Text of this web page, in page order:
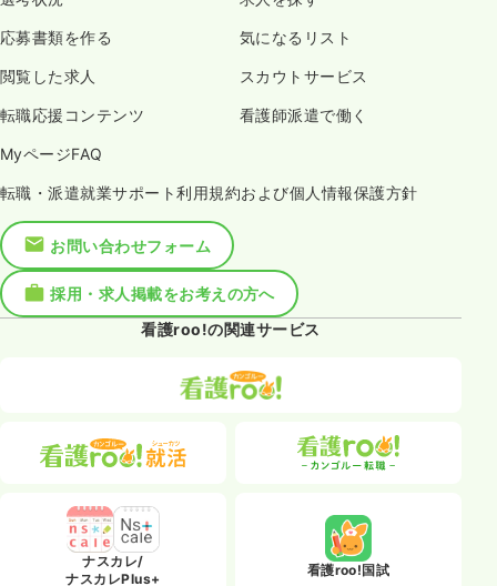
応募書類を作る 気になるリスト
閲覧した求人 スカウトサービス
転職応援コンテンツ 看護師派遣で働く
MyページFAQ
転職・派遣就業サポート利用規約および個人情報保護方針
お問い合わせフォーム
採用・求人掲載をお考えの方へ
看護roo!の関連サービス
ナスカレ/
ナスカレPlus+
看護roo!国試